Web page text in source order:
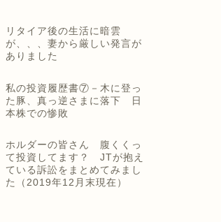
リタイア後の生活に暗雲
が、、、妻から厳しい発言が
ありました
私の投資履歴書⑦－木に登っ
た豚、真っ逆さまに落下 日
本株での惨敗
ホルダーの皆さん 腹くくっ
て投資してます？ JTが抱え
ている訴訟をまとめてみまし
た（2019年12月末現在）